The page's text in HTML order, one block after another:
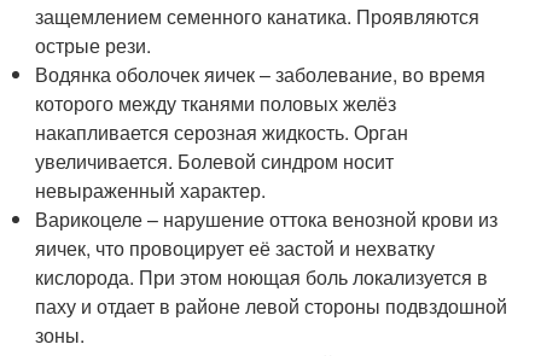
защемлением семенного канатика. Проявляются
острые рези.
Водянка оболочек яичек – заболевание, во время
которого между тканями половых желёз
накапливается серозная жидкость. Орган
увеличивается. Болевой синдром носит
невыраженный характер.
Варикоцеле – нарушение оттока венозной крови из
яичек, что провоцирует её застой и нехватку
кислорода. При этом ноющая боль локализуется в
паху и отдает в районе левой стороны подвздошной
зоны.